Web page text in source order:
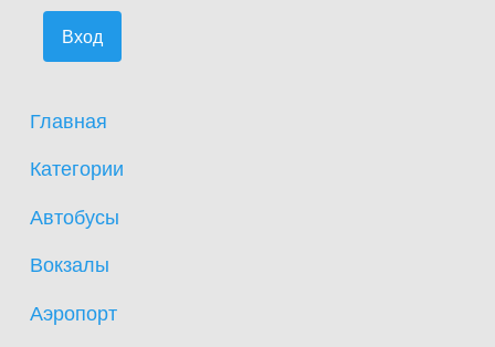
Вход
Главная
Категории
Автобусы
Вокзалы
Аэропорт